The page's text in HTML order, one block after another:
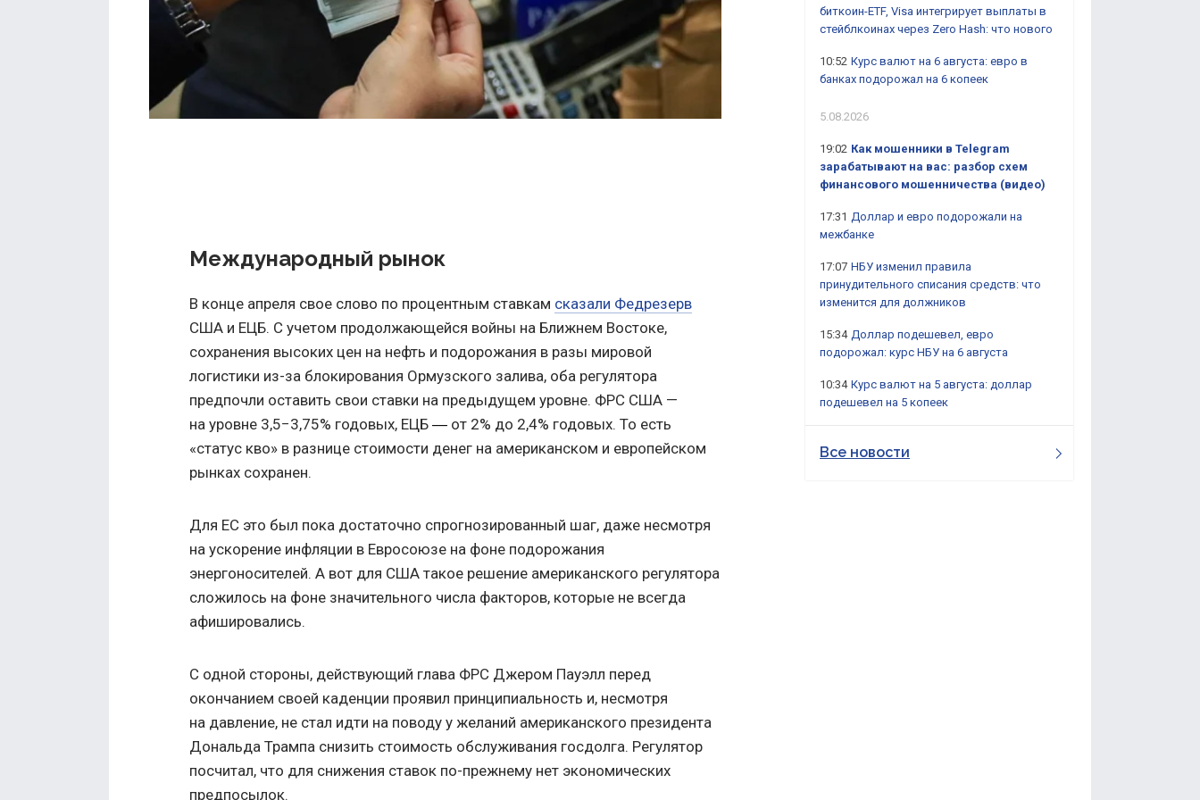
Международный рынок
В конце апреля свое слово по процентным ставкам сказали Федрезерв
США и ЕЦБ. С учетом продолжающейся войны на Ближнем Востоке,
сохранения высоких цен на нефть и подорожания в разы мировой
логистики из-за блокирования Ормузского залива, оба регулятора
предпочли оставить свои ставки на предыдущем уровне. ФРС США —
на уровне 3,5−3,75% годовых, ЕЦБ — от 2% до 2,4% годовых. То есть
«статус кво» в разнице стоимости денег на американском и европейском
рынках сохранен.
Для ЕС это был пока достаточно спрогнозированный шаг, даже несмотря
на ускорение инфляции в Евросоюзе на фоне подорожания
энергоносителей. А вот для США такое решение американского регулятора
сложилось на фоне значительного числа факторов, которые не всегда
афишировались.
С одной стороны, действующий глава ФРС Джером Пауэлл перед
окончанием своей каденции проявил принципиальность и, несмотря
на давление, не стал идти на поводу у желаний американского президента
Дональда Трампа снизить стоимость обслуживания госдолга. Регулятор
посчитал, что для снижения ставок по-прежнему нет экономических
предпосылок.
биткоин-ETF, Visa интегрирует выплаты в
стейблкоинах через Zero Hash: что нового
10:52 Курс валют на 6 августа: евро в
банках подорожал на 6 копеек
5.08.2026
19:02 Как мошенники в Telegram
зарабатывают на вас: разбор схем
финансового мошенничества (видео)
17:31 Доллар и евро подорожали на
межбанке
17:07 НБУ изменил правила
принудительного списания средств: что
изменится для должников
15:34 Доллар подешевел, евро
подорожал: курс НБУ на 6 августа
10:34 Курс валют на 5 августа: доллар
подешевел на 5 копеек
Все новости